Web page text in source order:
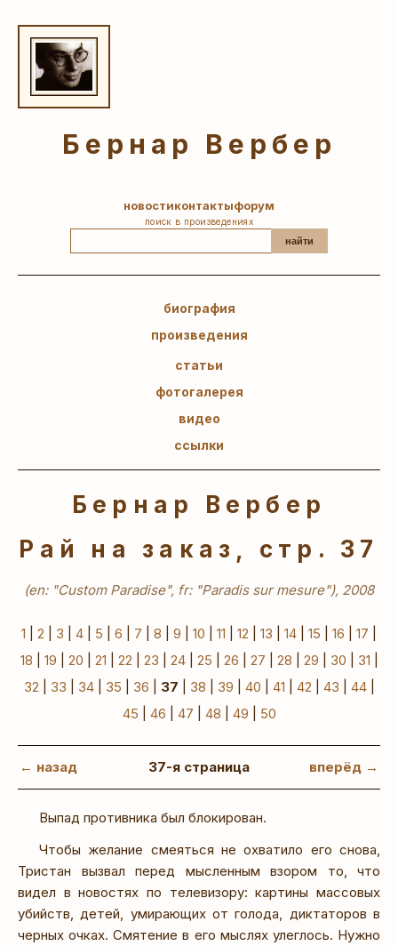
Бернар Вербер
новостиконтактыфорум
поиск в произведениях
найти
биография
произведения
статьи
фотогалерея
видео
ссылки
Бернар Вербер
Рай на заказ, стр. 37
(en: "Custom Paradise", fr: "Paradis sur mesure"), 2008
1 2 3 4 5 6 7 8 9 10 11 12 13 14 15 16 17
18
19 20 21 22 23 24| 25 26 27 28 29 30 31
32
33 34| 35 36 37 38 39 40 41 42 43 44|
45
46 47 48 49 50
← назад 37-я страница вперёд →
Выпад противника был блокирован.
Чтобы желание смеяться не охватило его снова,
Тристан вызвал перед мысленным взором то, что
видел в новостях по телевизору: картины массовых
убийств, детей, умирающих от голода, диктаторов в
черных очках. Смятение в его мыслях улеглось. Нужно